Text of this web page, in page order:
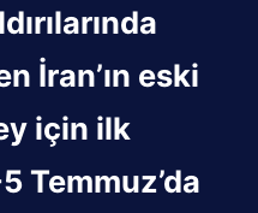
İran’ın eski
için ilk
Temmuz’da